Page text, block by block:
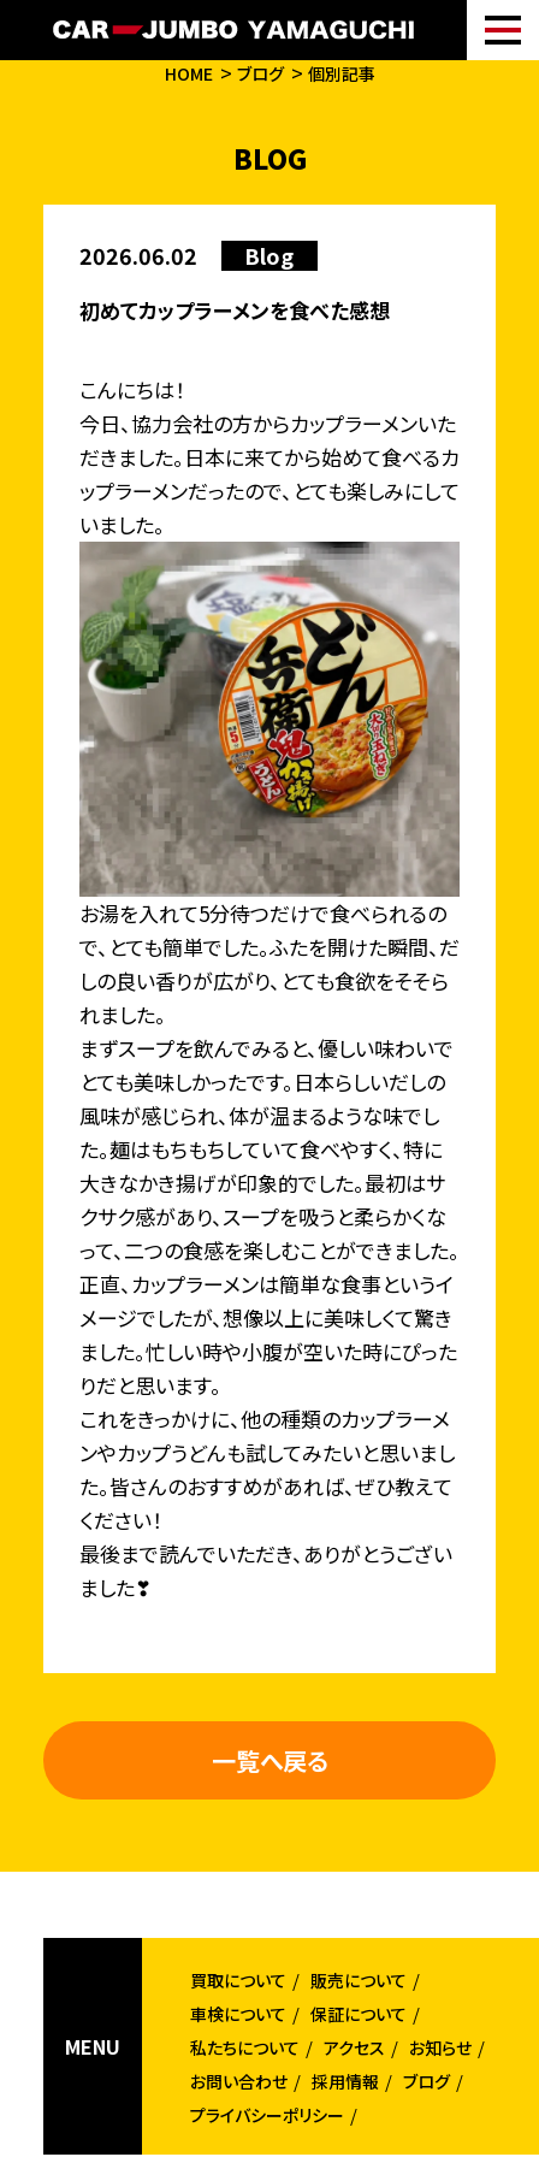
HOME ブログ 個別記事
BLOG
2026.06.02 Blog
初めてカップラーメンを食べた感想
こんにちは！
今日、協力会社の方からカップラーメンいた
だきました。日本に来てから始めて食べるカ
ップラーメンだったので、とても楽しみにして
いました。
お湯を入れて5分待つだけで食べられるの
で、とても簡単でした。ふたを開けた瞬間、だ
しの良い香りが広がり、とても食欲をそそら
れました。
まずスープを飲んでみると、優しい味わいで
とても美味しかったです。日本らしいだしの
風味が感じられ、体が温まるような味でし
た。麺はもちもちしていて食べやすく、特に
大きなかき揚げが印象的でした。最初はサ
クサク感があり、スープを吸うと柔らかくな
って、二つの食感を楽しむことができました。
正直、カップラーメンは簡単な食事というイ
メージでしたが、想像以上に美味しくて驚き
ました。忙しい時や小腹が空いた時にぴった
りだと思います。
これをきっかけに、他の種類のカップラーメ
ンやカップうどんも試してみたいと思いまし
た。皆さんのおすすめがあれば、ぜひ教えて
ください！
最後まで読んでいただき、ありがとうござい
ました❣
一覧へ戻る
MENU
買取について
販売について
車検について
保証について
私たちについて
アクセス
お知らせ
お問い合わせ
採用情報
ブログ
プライバシーポリシー